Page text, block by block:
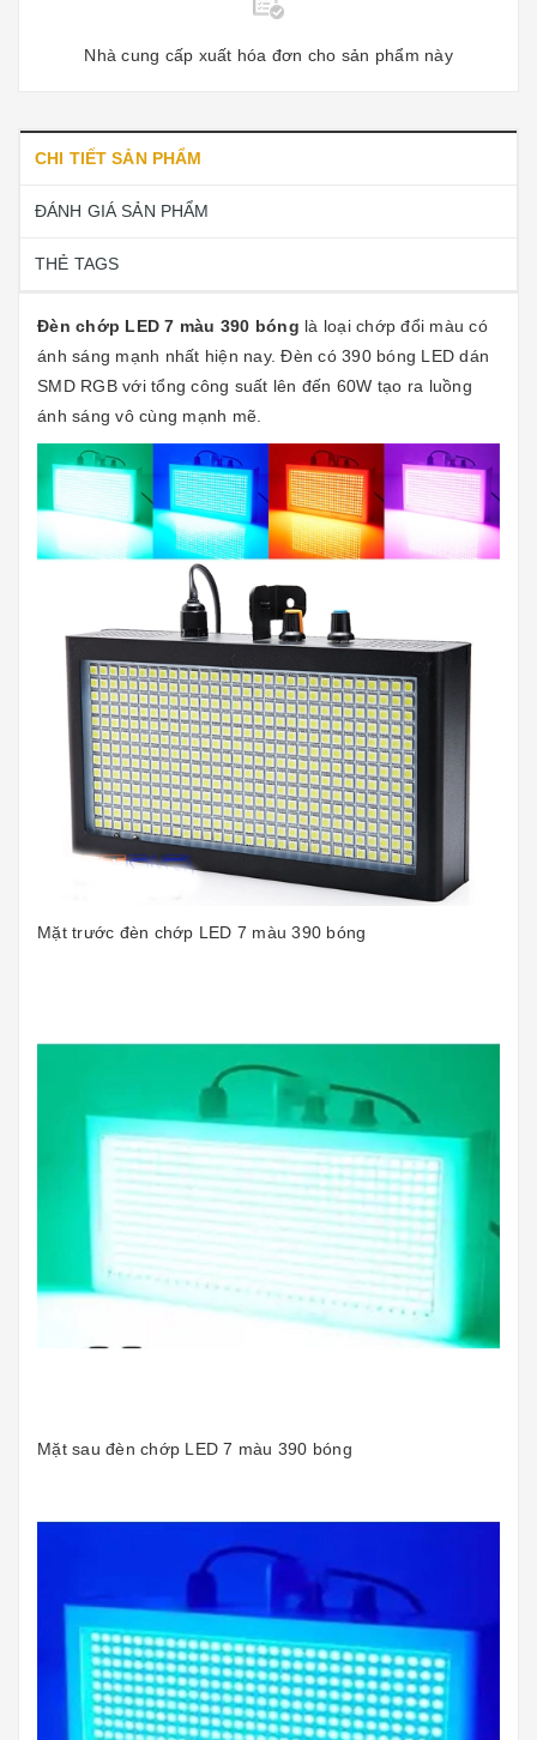
Nhà cung cấp xuất hóa đơn cho sản phẩm này
CHI TIẾT SẢN PHẨM
ĐÁNH GIÁ SẢN PHẨM
THẺ TAGS
Đèn chớp LED 7 màu 390 bóng là loại chớp đổi màu có
ánh sáng mạnh nhất hiện nay. Đèn có 390 bóng LED dán
SMD RGB với tổng công suất lên đến 60W tạo ra luồng
ánh sáng vô cùng mạnh mẽ.
Mặt trước đèn chớp LED 7 màu 390 bóng
Mặt sau đèn chớp LED 7 màu 390 bóng